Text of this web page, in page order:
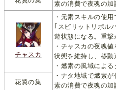
素の消費で夜魂の加
チャスカ
・元素スキルの使
｢スピリットリボル
遊状態になる。重撃
・チャスカの夜魂
状態を維持し、移動
・燃素の風域によ
・ナタ地域で燃素
素の消費で夜魂の加
花翼の集